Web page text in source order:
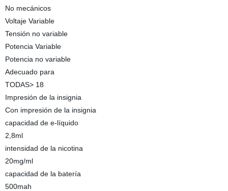
No mecánicos
Voltaje Variable
Tensión no variable
Potencia Variable
Potencia no variable
Adecuado para
TODAS> 18
Impresión de la insignia
Con impresión de la insignia
capacidad de e-líquido
2,8ml
intensidad de la nicotina
20mg/ml
capacidad de la batería
500mah